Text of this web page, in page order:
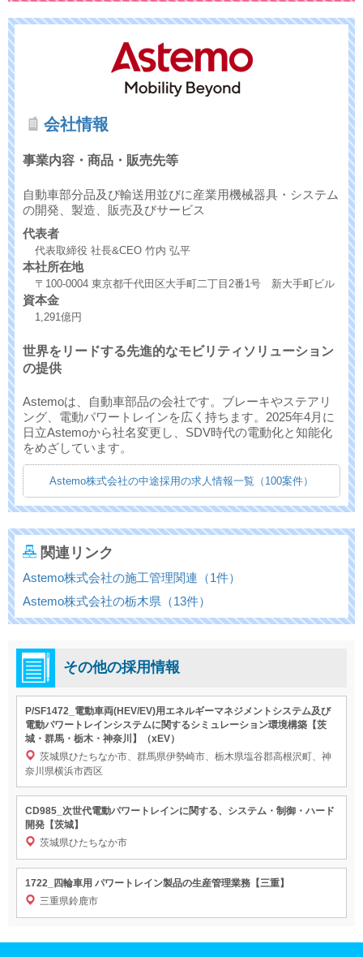
会社情報
事業内容・商品・販売先等
自動車部分品及び輸送用並びに産業用機械器具・システム
の開発、製造、販売及びサービス
代表者
代表取締役 社長&CEO 竹内 弘平
本社所在地
〒100-0004 東京都千代田区大手町二丁目2番1号 新大手町ビル
資本金
1,291億円
世界をリードする先進的なモビリティソリューション
の提供
Astemoは、自動車部品の会社です。ブレーキやステアリ
ング、電動パワートレインを広く持ちます。2025年4月に
日立Astemoから社名変更し、SDV時代の電動化と知能化
をめざしています。
Astemo株式会社の中途採用の求人情報一覧（100案件）
関連リンク
Astemo株式会社の施工管理関連（1件）
Astemo株式会社の栃木県（13件）
その他の採用情報
P/SF1472_電動車両(HEV/EV)用エネルギーマネジメントシステム及び
電動パワートレインシステムに関するシミュレーション環境構築【茨
城・群馬・栃木・神奈川】（xEV）
茨城県ひたちなか市、群馬県伊勢崎市、栃木県塩谷郡高根沢町、神
奈川県横浜市西区
CD985_次世代電動パワートレインに関する、システム・制御・ハード
開発【茨城】
茨城県ひたちなか市
1722_四輪車用 パワートレイン製品の生産管理業務【三重】
三重県鈴鹿市